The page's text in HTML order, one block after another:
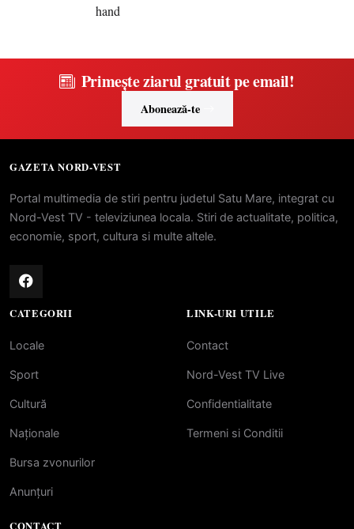
Primește ziarul gratuit pe email!
Abonează-te
GAZETA NORD-VEST
Portal multimedia de stiri pentru judetul Satu Mare, integrat cu
Nord-Vest TV - televiziunea locala. Stiri de actualitate, politica,
economie, sport, cultura si multe altele.
CATEGORII
Locale
Sport
Cultură
Naționale
Bursa zvonurilor
Anunțuri
LINK-URI UTILE
Contact
Nord-Vest TV Live
Confidentialitate
Termeni si Conditii
CONTACT